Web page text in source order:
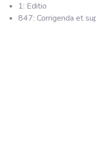
1: Editio
847: Corrigenda et